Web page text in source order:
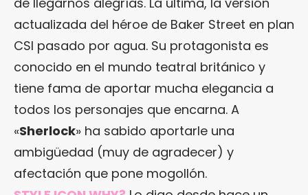
actualizada del héroe de Baker Street en plan
CSI pasado por agua. Su protagonista es
conocido en el mundo teatral británico y
tiene fama de aportar mucha elegancia a
todos los personajes que encarna. A
«Sherlock» ha sabido aportarle una
ambigüedad (muy de agradecer) y
afectación que pone mogollón.